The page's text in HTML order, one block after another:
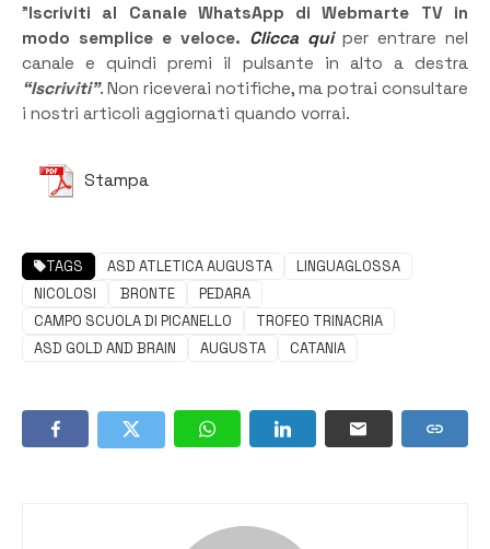
”Iscriviti al Canale WhatsApp di Webmarte TV in
modo semplice e veloce. Clicca quiper entrare nel
canale e quindi premi il pulsante in alto a destra
“Iscriviti”. Non riceverai notifiche, ma potrai consultare
i nostri articoli aggiornati quando vorrai.
Stampa
TAGS ASD ATLETICA AUGUSTA
LINGUAGLOSSA
NICOLOSI
BRONTE
PEDARA
CAMPO SCUOLA DI PICANELLO
TROFEO TRINACRIA
ASD GOLD AND BRAIN
AUGUSTA CATANIA